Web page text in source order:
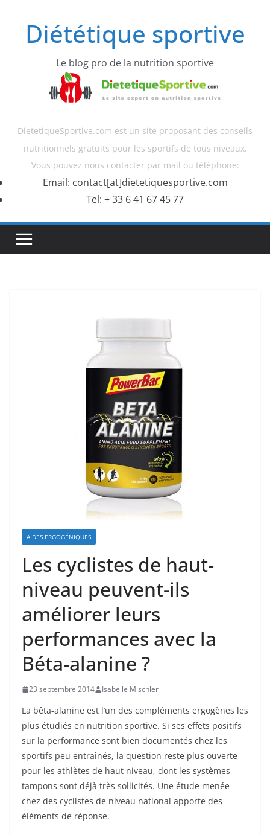
Diététique sportive
Le blog pro de la nutrition sportive
DietetiqueSportive.com est un site proposant des conseils
nutritionnels gratuits pour les sportifs de tous niveaux.
Vous pouvez nous contacter par mail ou téléphone:
Email: contact[at]dietetiquesportive.com
Tel: + 33 6 41 67 45 77
AIDES ERGOGÉNIQUES
Les cyclistes de haut-
niveau peuvent-ils
améliorer leurs
performances avec la
Béta-alanine ?
23 septembre 2014 Isabelle Mischler
La bêta-alanine est l’un des compléments ergogènes les
plus étudiés en nutrition sportive. Si ses effets positifs
sur la performance sont bien documentés chez les
sportifs peu entraînés, la question reste plus ouverte
pour les athlètes de haut niveau, dont les systèmes
tampons sont déjà très sollicités. Une étude menée
chez des cyclistes de niveau national apporte des
éléments de réponse.